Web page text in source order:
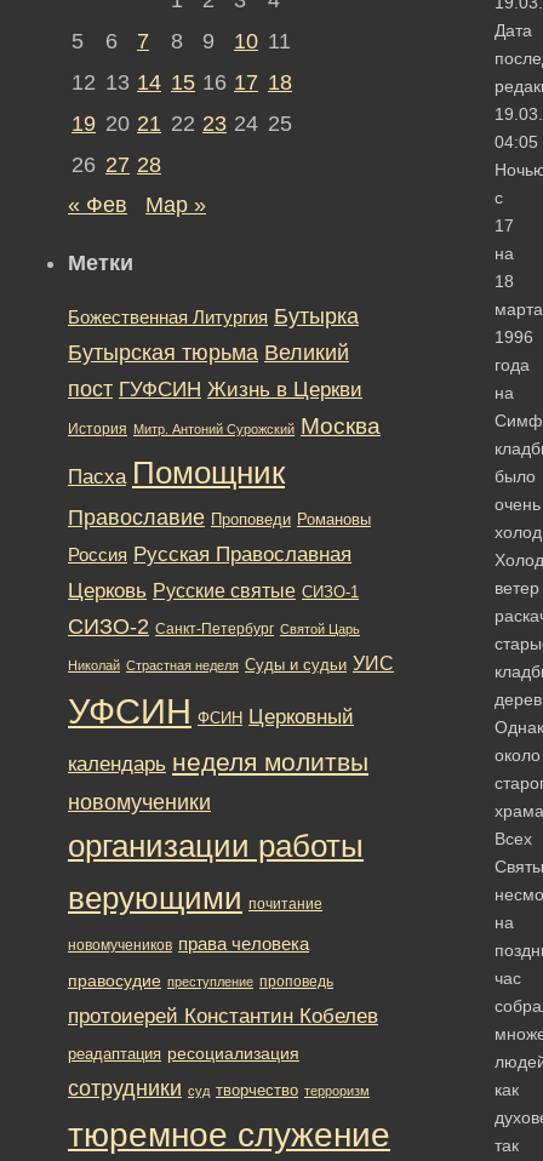
Дата
04:05
с
17
на
18
марта
1996
года
на
было
очень
ветер
около
храма
Всех
на
час
как
так
5
6 7 8 9 10 11
12 13 14 15 16 17 18
19 20 21 22 23 24 25
26 27 28
« Фев
Мар »
Метки
Божественная Литургия Бутырка
Бутырская тюрьма Великий
пост ГУФСИН Жизнь в Церкви
История Митр. Антоний Сурожский Москва
Пасха Помощник
Православие Проповеди Романовы
Россия Русская Православная
Церковь Русские святые СИЗО-1
СИЗО-2 Санкт-Петербург Святой Царь
Николай Страстная неделя Суды и судьи УИС
УФСИН ФСИН Церковный
календарь неделя молитвы
новомученики
организации работы
верующими почитание
новомучеников права человека
правосудие преступление проповедь
протоиерей Константин Кобелев
реадаптация ресоциализация
сотрудники суд творчество терроризм
тюремное служение